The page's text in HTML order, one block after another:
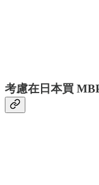
考慮在日本買